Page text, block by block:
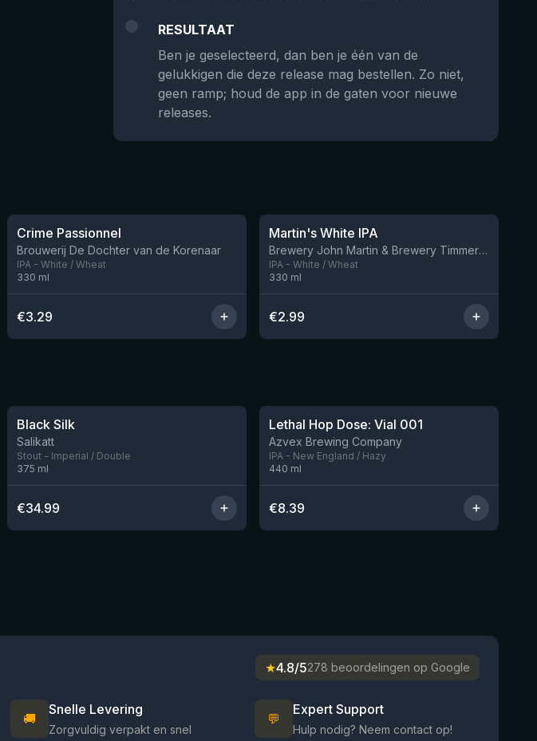
RESULTAAT
Ben je geselecteerd, dan ben je één van de
gelukkigen die deze release mag bestellen. Zo niet,
geen ramp; houd de app in de gaten voor nieuwe
releases.
Crime Passionnel
Brouwerij De Dochter van de Korenaar
IPA - White / Wheat
330 ml
€3.29
Martin's White IPA
Brewery John Martin & Brewery Timmermans
IPA - White / Wheat
330 ml
€2.99
Black Silk
Salikatt
Stout - Imperial / Double
375 ml
€34.99
Lethal Hop Dose: Vial 001
Azvex Brewing Company
IPA - New England / Hazy
440 ml
€8.39
★4.8/5278 beoordelingen op Google
🚚
Snelle Levering
Zorgvuldig verpakt en snel
💬
Expert Support
Hulp nodig? Neem contact op!